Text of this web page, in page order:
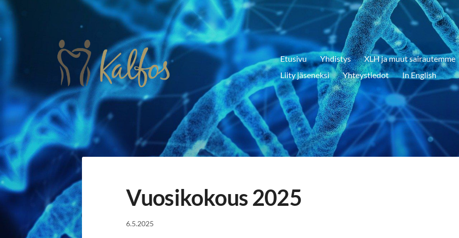
Siirry
Kalfos ry
Etusivu Yhdistys
XLH ja muut sairautemme
Liity jäseneksi
Yhteystiedot In English
Vuosikokous 2025
6.5.2025